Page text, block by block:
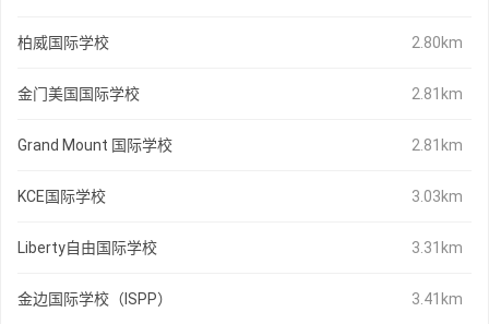
柏威国际学校 2.80km
金门美国国际学校 2.81km
Grand Mount 国际学校 2.81km
KCE国际学校 3.03km
Liberty自由国际学校 3.31km
金边国际学校（ISPP） 3.41km